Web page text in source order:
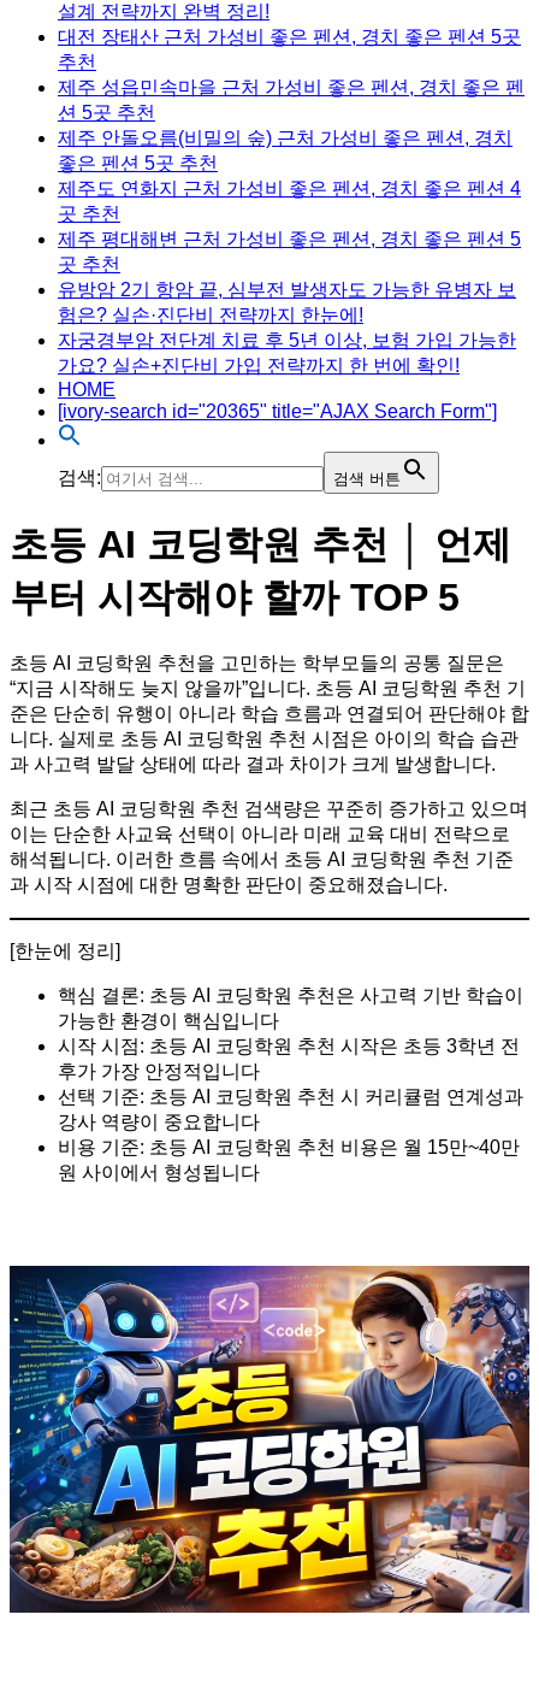
설계 전략까지 완벽 정리!
대전 장태산 근처 가성비 좋은 펜션, 경치 좋은 펜션 5곳
추천
제주 성읍민속마을 근처 가성비 좋은 펜션, 경치 좋은 펜
션 5곳 추천
제주 안돌오름(비밀의 숲) 근처 가성비 좋은 펜션, 경치
좋은 펜션 5곳 추천
제주도 연화지 근처 가성비 좋은 펜션, 경치 좋은 펜션 4
곳 추천
제주 평대해변 근처 가성비 좋은 펜션, 경치 좋은 펜션 5
곳 추천
유방암 2기 항암 끝, 심부전 발생자도 가능한 유병자 보
험은? 실손·진단비 전략까지 한눈에!
자궁경부암 전단계 치료 후 5년 이상, 보험 가입 가능한
가요? 실손+진단비 가입 전략까지 한 번에 확인!
HOME
[ivory-search id="20365" title="AJAX Search Form"]
검색: 검색 버튼
초등 AI 코딩학원 추천 │ 언제
부터 시작해야 할까 TOP 5
초등 AI 코딩학원 추천을 고민하는 학부모들의 공통 질문은
“지금 시작해도 늦지 않을까”입니다. 초등 AI 코딩학원 추천 기
준은 단순히 유행이 아니라 학습 흐름과 연결되어 판단해야 합
니다. 실제로 초등 AI 코딩학원 추천 시점은 아이의 학습 습관
과 사고력 발달 상태에 따라 결과 차이가 크게 발생합니다.
최근 초등 AI 코딩학원 추천 검색량은 꾸준히 증가하고 있으며
이는 단순한 사교육 선택이 아니라 미래 교육 대비 전략으로
해석됩니다. 이러한 흐름 속에서 초등 AI 코딩학원 추천 기준
과 시작 시점에 대한 명확한 판단이 중요해졌습니다.
[한눈에 정리]
핵심 결론: 초등 AI 코딩학원 추천은 사고력 기반 학습이
가능한 환경이 핵심입니다
시작 시점: 초등 AI 코딩학원 추천 시작은 초등 3학년 전
후가 가장 안정적입니다
선택 기준: 초등 AI 코딩학원 추천 시 커리큘럼 연계성과
강사 역량이 중요합니다
비용 기준: 초등 AI 코딩학원 추천 비용은 월 15만~40만
원 사이에서 형성됩니다